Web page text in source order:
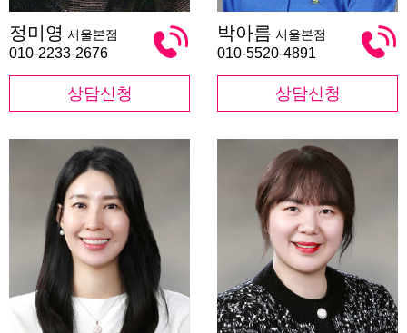
미
영
정미영 서울본점
010-2233-2676
상담신청
아
름
박아름 서울본점
010-5520-4891
상담신청